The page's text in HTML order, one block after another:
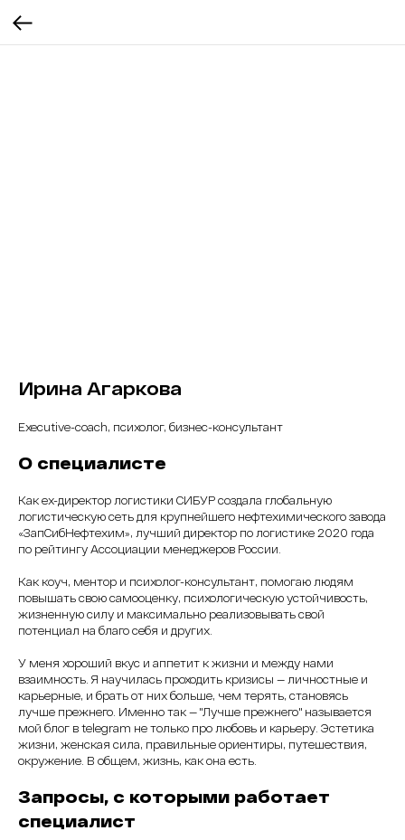
Ирина Агаркова
Executive-coach, психолог, бизнес-консультант
О специалисте
Как ex-директор логистики СИБУР создала глобальную
логистическую сеть для крупнейшего нефтехимического завода
«ЗапСибНефтехим», лучший директор по логистике 2020 года
по рейтингу Ассоциации менеджеров России.
Как коуч, ментор и психолог-консультант, помогаю людям
повышать свою самооценку, психологическую устойчивость,
жизненную силу и максимально реализовывать свой
потенциал на благо себя и других.
У меня хороший вкус и аппетит к жизни и между нами
взаимность. Я научилась проходить кризисы — личностные и
карьерные, и брать от них больше, чем терять, становясь
лучше прежнего. Именно так — "Лучше прежнего" называется
мой блог в telegram не только про любовь и карьеру. Эстетика
жизни, женская сила, правильные ориентиры, путешествия,
окружение. В общем, жизнь, как она есть.
Запросы, с которыми работает
специалист